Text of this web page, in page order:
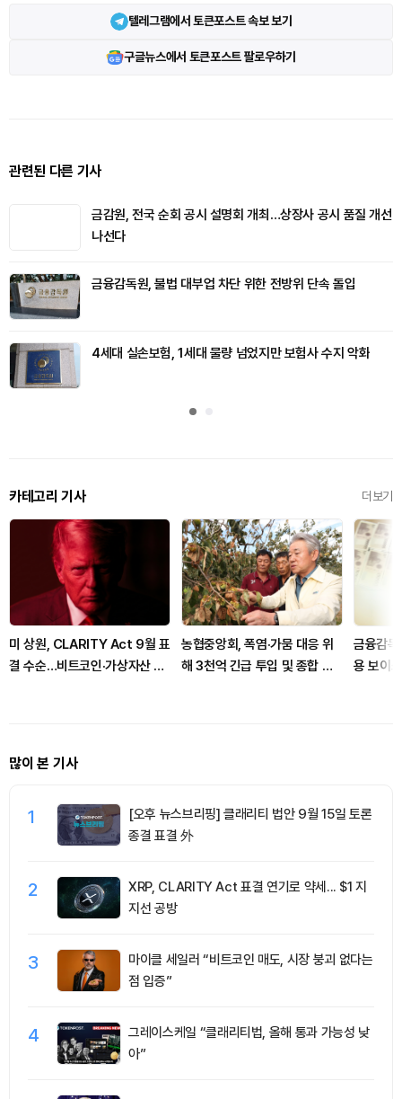
텔레그램에서 토큰포스트 속보 보기
구글뉴스에서 토큰포스트 팔로우하기
관련된 다른 기사
금감원, 전국 순회 공시 설명회 개최…상장사 공시 품질 개선
나선다
금융감독원, 불법 대부업 차단 위한 전방위 단속 돌입
4세대 실손보험, 1세대 물량 넘었지만 보험사 수지 악화
카테고리 기사 더보기
미 상원, CLARITY Act 9월 표
결 수순…비트코인·가상자산 규
농협중앙회, 폭염·가뭄 대응 위
해 3천억 긴급 투입 및 종합 대
금융감
용 보이
많이 본 기사
1
[오후 뉴스브리핑] 클래리티 법안 9월 15일 토론
종결 표결 外
2
XRP, CLARITY Act 표결 연기로 약세... $1 지
지선 공방
3
마이클 세일러 “비트코인 매도, 시장 붕괴 없다는
점 입증”
4
그레이스케일 “클래리티법, 올해 통과 가능성 낮
아”